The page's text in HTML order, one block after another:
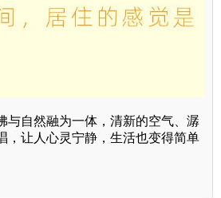
与自然融为一体，清新的空气、潺
，让人心灵宁静，生活也变得简单